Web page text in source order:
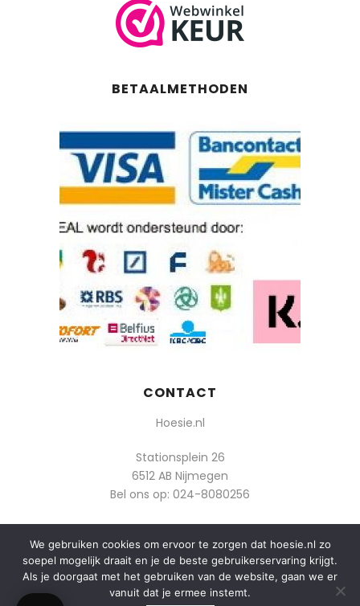
BETAALMETHODEN
CONTACT
Hoesie.nl
Stationsplein 26
6512 AB Nijmegen
Bel ons op: 024-8080256
Of mail: info@hoesie.nl
We gebruiken cookies om ervoor te zorgen dat hoesie.nl zo
soepel mogelijk draait en je de beste gebruikerservaring krijgt.
Als je doorgaat met het gebruiken van de website, gaan we er
vanuit dat je ermee instemt.